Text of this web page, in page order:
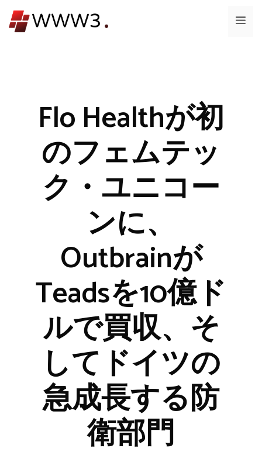
ン
メ
Flo Healthが初
のフェムテッ
ク・ユニコー
ンに、
Outbrainが
Teadsを10億ド
ルで買収、そ
してドイツの
急成長する防
衛部門